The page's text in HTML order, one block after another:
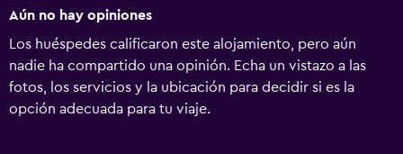
Aún no hay opiniones
Los huéspedes calificaron este alojamiento, pero aún
nadie ha compartido una opinión. Echa un vistazo a las
fotos, los servicios y la ubicación para decidir si es la
opción adecuada para tu viaje.